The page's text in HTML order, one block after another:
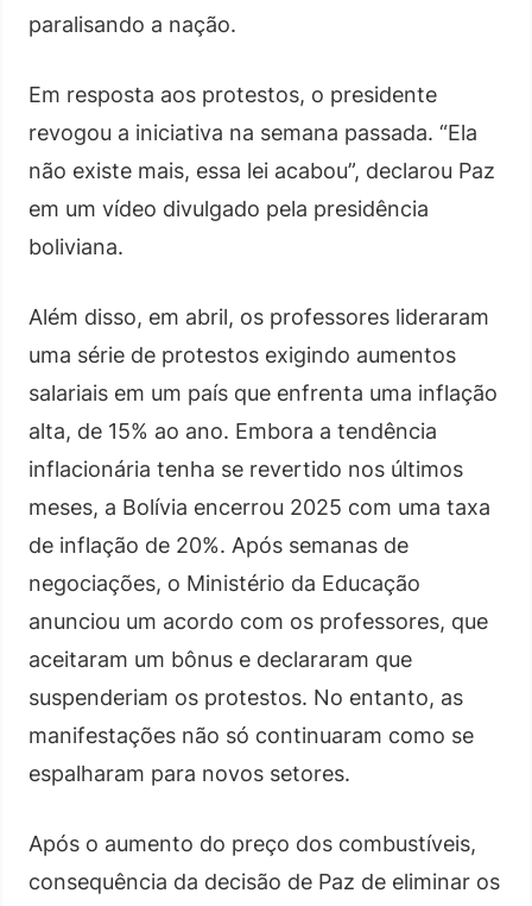
paralisando a nação.
Em resposta aos protestos, o presidente
revogou a iniciativa na semana passada. “Ela
não existe mais, essa lei acabou”, declarou Paz
em um vídeo divulgado pela presidência
boliviana.
Além disso, em abril, os professores lideraram
uma série de protestos exigindo aumentos
salariais em um país que enfrenta uma inflação
alta, de 15% ao ano. Embora a tendência
inflacionária tenha se revertido nos últimos
meses, a Bolívia encerrou 2025 com uma taxa
de inflação de 20%. Após semanas de
negociações, o Ministério da Educação
anunciou um acordo com os professores, que
aceitaram um bônus e declararam que
suspenderiam os protestos. No entanto, as
manifestações não só continuaram como se
espalharam para novos setores.
Após o aumento do preço dos combustíveis,
consequência da decisão de Paz de eliminar os